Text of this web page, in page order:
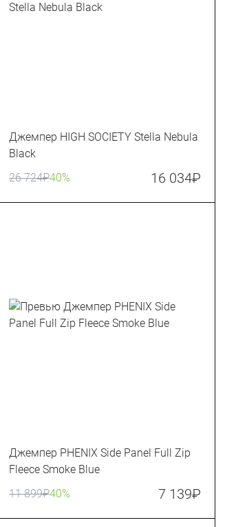
Джемпер HIGH SOCIETY Stella Nebula
Black
26 724₽40% 16 034₽
Джемпер PHENIX Side Panel Full Zip
Fleece Smoke Blue
11 899₽40% 7 139₽